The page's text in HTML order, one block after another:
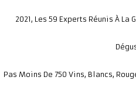
2021, Les 59 Experts Réunis À
Pas Moins De 750 Vins, Blancs,